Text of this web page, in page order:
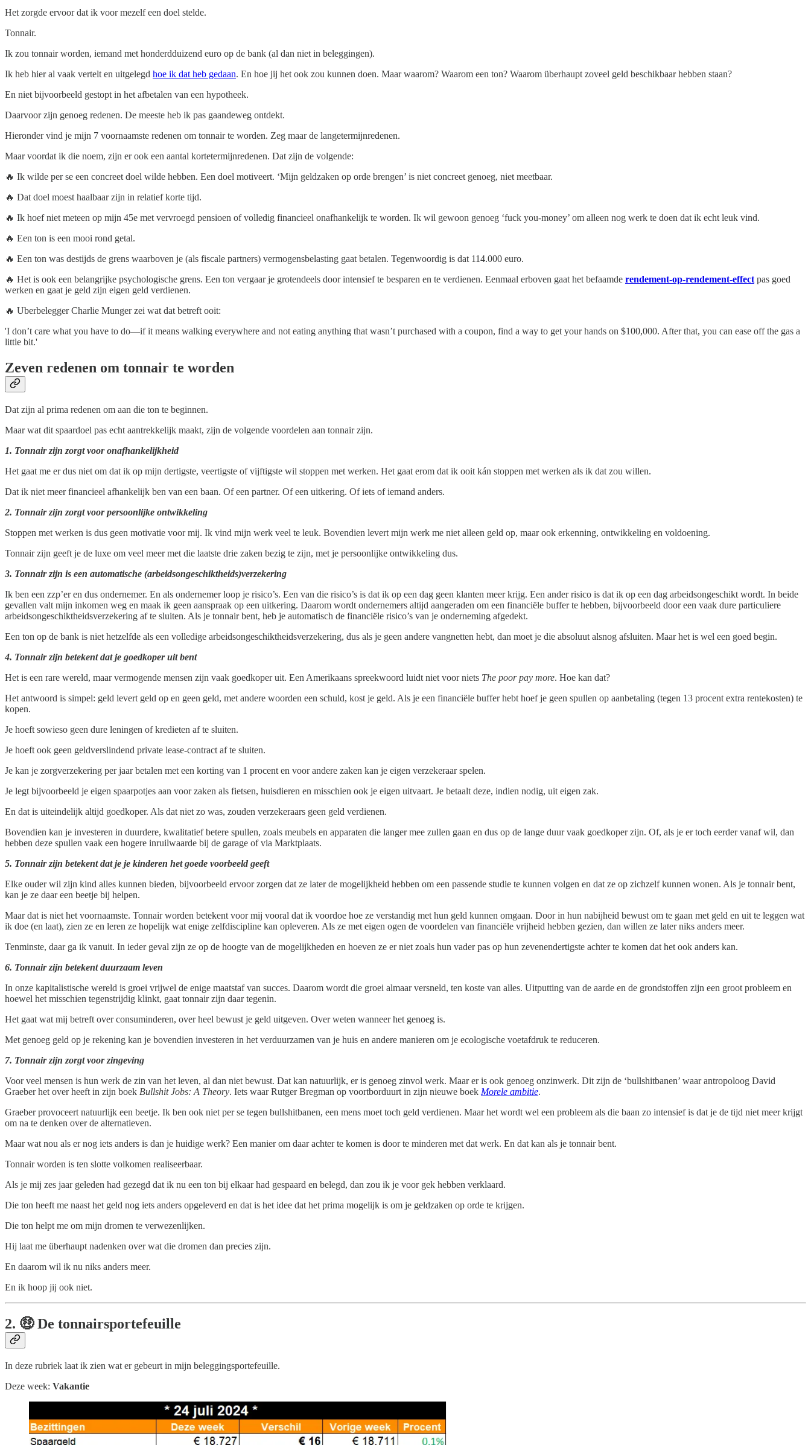
Het zorgde ervoor dat ik voor mezelf een doel stelde.
Tonnair.
Ik zou tonnair worden, iemand met honderdduizend euro op de bank (al dan niet in beleggingen).
Ik heb hier al vaak vertelt en uitgelegd hoe ik dat heb gedaan. En hoe jij het ook zou kunnen doen. Maar waarom? Waarom een ton? Waarom überhaupt zoveel geld beschikbaar hebben staan?
En niet bijvoorbeeld gestopt in het afbetalen van een hypotheek.
Daarvoor zijn genoeg redenen. De meeste heb ik pas gaandeweg ontdekt.
Hieronder vind je mijn 7 voornaamste redenen om tonnair te worden. Zeg maar de langetermijnredenen.
Maar voordat ik die noem, zijn er ook een aantal kortetermijnredenen. Dat zijn de volgende:
🔥 Ik wilde per se een concreet doel wilde hebben. Een doel motiveert. ‘Mijn geldzaken op orde brengen’ is niet concreet genoeg, niet meetbaar.
🔥 Dat doel moest haalbaar zijn in relatief korte tijd.
🔥 Ik hoef niet meteen op mijn 45e met vervroegd pensioen of volledig financieel onafhankelijk te worden. Ik wil gewoon genoeg ‘fuck you-money’ om alleen nog werk te doen dat ik echt leuk vind.
🔥 Een ton is een mooi rond getal.
🔥 Een ton was destijds de grens waarboven je (als fiscale partners) vermogensbelasting gaat betalen. Tegenwoordig is dat 114.000 euro.
🔥 Het is ook een belangrijke psychologische grens. Een ton vergaar je grotendeels door intensief te besparen en te verdienen. Eenmaal erboven gaat het befaamde rendement-op-rendement-effect pas goed
werken en gaat je geld zijn eigen geld verdienen.
🔥 Uberbelegger Charlie Munger zei wat dat betreft ooit:
'I don’t care what you have to do—if it means walking everywhere and not eating anything that wasn’t purchased with a coupon, find a way to get your hands on $100,000. After that, you can ease off the gas a
little bit.'
Zeven redenen om tonnair te worden
Dat zijn al prima redenen om aan die ton te beginnen.
Maar wat dit spaardoel pas echt aantrekkelijk maakt, zijn de volgende voordelen aan tonnair zijn.
1. Tonnair zijn zorgt voor onafhankelijkheid
Het gaat me er dus niet om dat ik op mijn dertigste, veertigste of vijftigste wil stoppen met werken. Het gaat erom dat ik ooit kán stoppen met werken als ik dat zou willen.
Dat ik niet meer financieel afhankelijk ben van een baan. Of een partner. Of een uitkering. Of iets of iemand anders.
2. Tonnair zijn zorgt voor persoonlijke ontwikkeling
Stoppen met werken is dus geen motivatie voor mij. Ik vind mijn werk veel te leuk. Bovendien levert mijn werk me niet alleen geld op, maar ook erkenning, ontwikkeling en voldoening.
Tonnair zijn geeft je de luxe om veel meer met die laatste drie zaken bezig te zijn, met je persoonlijke ontwikkeling dus.
3. Tonnair zijn is een automatische (arbeidsongeschiktheids)verzekering
Ik ben een zzp’er en dus ondernemer. En als ondernemer loop je risico’s. Een van die risico’s is dat ik op een dag geen klanten meer krijg. Een ander risico is dat ik op een dag arbeidsongeschikt wordt. In beide
gevallen valt mijn inkomen weg en maak ik geen aanspraak op een uitkering. Daarom wordt ondernemers altijd aangeraden om een financiële buffer te hebben, bijvoorbeeld door een vaak dure particuliere
arbeidsongeschiktheidsverzekering af te sluiten. Als je tonnair bent, heb je automatisch de financiële risico’s van je onderneming afgedekt.
Een ton op de bank is niet hetzelfde als een volledige arbeidsongeschiktheidsverzekering, dus als je geen andere vangnetten hebt, dan moet je die absoluut alsnog afsluiten. Maar het is wel een goed begin.
4. Tonnair zijn betekent dat je goedkoper uit bent
Het is een rare wereld, maar vermogende mensen zijn vaak goedkoper uit. Een Amerikaans spreekwoord luidt niet voor niets The poor pay more. Hoe kan dat?
Het antwoord is simpel: geld levert geld op en geen geld, met andere woorden een schuld, kost je geld. Als je een financiële buffer hebt hoef je geen spullen op aanbetaling (tegen 13 procent extra rentekosten) te
kopen.
Je hoeft sowieso geen dure leningen of kredieten af te sluiten.
Je hoeft ook geen geldverslindend private lease-contract af te sluiten.
Je kan je zorgverzekering per jaar betalen met een korting van 1 procent en voor andere zaken kan je eigen verzekeraar spelen.
Je legt bijvoorbeeld je eigen spaarpotjes aan voor zaken als fietsen, huisdieren en misschien ook je eigen uitvaart. Je betaalt deze, indien nodig, uit eigen zak.
En dat is uiteindelijk altijd goedkoper. Als dat niet zo was, zouden verzekeraars geen geld verdienen.
Bovendien kan je investeren in duurdere, kwalitatief betere spullen, zoals meubels en apparaten die langer mee zullen gaan en dus op de lange duur vaak goedkoper zijn. Of, als je er toch eerder vanaf wil, dan
hebben deze spullen vaak een hogere inruilwaarde bij de garage of via Marktplaats.
5. Tonnair zijn betekent dat je je kinderen het goede voorbeeld geeft
Elke ouder wil zijn kind alles kunnen bieden, bijvoorbeeld ervoor zorgen dat ze later de mogelijkheid hebben om een passende studie te kunnen volgen en dat ze op zichzelf kunnen wonen. Als je tonnair bent,
kan je ze daar een beetje bij helpen.
Maar dat is niet het voornaamste. Tonnair worden betekent voor mij vooral dat ik voordoe hoe ze verstandig met hun geld kunnen omgaan. Door in hun nabijheid bewust om te gaan met geld en uit te leggen wat
ik doe (en laat), zien ze en leren ze hopelijk wat enige zelfdiscipline kan opleveren. Als ze met eigen ogen de voordelen van financiële vrijheid hebben gezien, dan willen ze later niks anders meer.
Tenminste, daar ga ik vanuit. In ieder geval zijn ze op de hoogte van de mogelijkheden en hoeven ze er niet zoals hun vader pas op hun zevenendertigste achter te komen dat het ook anders kan.
6. Tonnair zijn betekent duurzaam leven
In onze kapitalistische wereld is groei vrijwel de enige maatstaf van succes. Daarom wordt die groei almaar versneld, ten koste van alles. Uitputting van de aarde en de grondstoffen zijn een groot probleem en
hoewel het misschien tegenstrijdig klinkt, gaat tonnair zijn daar tegenin.
Het gaat wat mij betreft over consuminderen, over heel bewust je geld uitgeven. Over weten wanneer het genoeg is.
Met genoeg geld op je rekening kan je bovendien investeren in het verduurzamen van je huis en andere manieren om je ecologische voetafdruk te reduceren.
7. Tonnair zijn zorgt voor zingeving
Voor veel mensen is hun werk de zin van het leven, al dan niet bewust. Dat kan natuurlijk, er is genoeg zinvol werk. Maar er is ook genoeg onzinwerk. Dit zijn de ‘bullshitbanen’ waar antropoloog David
Graeber het over heeft in zijn boek Bullshit Jobs: A Theory. Iets waar Rutger Bregman op voortborduurt in zijn nieuwe boek Morele ambitie.
Graeber provoceert natuurlijk een beetje. Ik ben ook niet per se tegen bullshitbanen, een mens moet toch geld verdienen. Maar het wordt wel een probleem als die baan zo intensief is dat je de tijd niet meer krijgt
om na te denken over de alternatieven.
Maar wat nou als er nog iets anders is dan je huidige werk? Een manier om daar achter te komen is door te minderen met dat werk. En dat kan als je tonnair bent.
Tonnair worden is ten slotte volkomen realiseerbaar.
Als je mij zes jaar geleden had gezegd dat ik nu een ton bij elkaar had gespaard en belegd, dan zou ik je voor gek hebben verklaard.
Die ton heeft me naast het geld nog iets anders opgeleverd en dat is het idee dat het prima mogelijk is om je geldzaken op orde te krijgen.
Die ton helpt me om mijn dromen te verwezenlijken.
Hij laat me überhaupt nadenken over wat die dromen dan precies zijn.
En daarom wil ik nu niks anders meer.
En ik hoop jij ook niet.
2. 🤑 De tonnairsportefeuille
In deze rubriek laat ik zien wat er gebeurt in mijn beleggingsportefeuille.
Deze week: Vakantie